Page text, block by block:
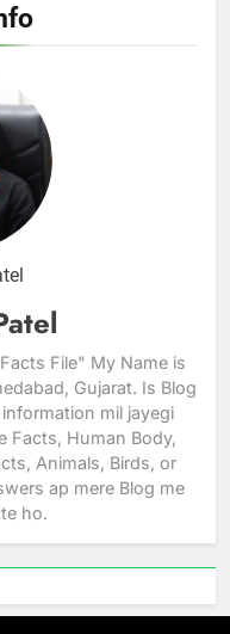
File" My Name is
Gujarat. Is Blog
mil jayegi
Facts, Human Body,
Animals, Birds, or
ap mere Blog me
ho.